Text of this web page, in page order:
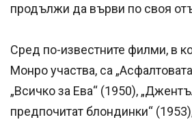
продължи да върви по своя
Сред по-известните филми, в
Монро участва, са
„Всичко за Ева“ (1950),
предпочитат блондинки“